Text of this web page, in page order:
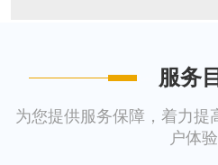
服务
为您提供服务保障，着力提
户体验